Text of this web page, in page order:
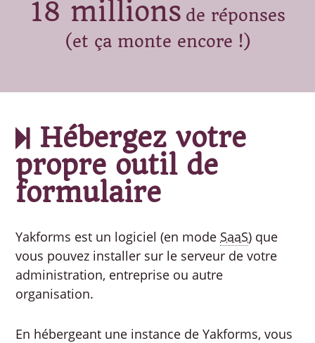
18 millions de réponses
(et ça monte encore !)
Hébergez votre
propre outil de
formulaire
Yakforms est un logiciel (en mode SaaS) que
vous pouvez installer sur le serveur de votre
administration, entreprise ou autre
organisation.
En hébergeant une instance de Yakforms, vous